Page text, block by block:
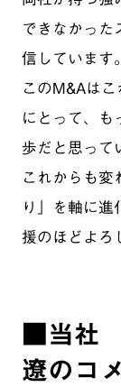
できなかった
信しています。
このM&Aは
にとって、も
歩だと思って
これからも変
り」を軸に進
援のほどよろ
当社
遼のコ